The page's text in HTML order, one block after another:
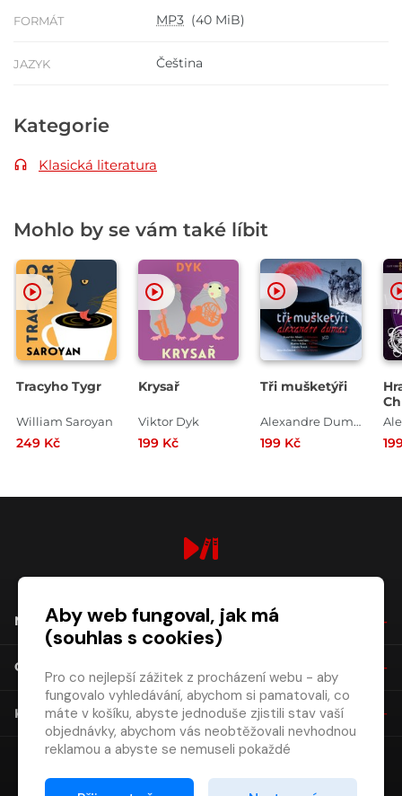
FORMÁT MP3 (40 MiB)
JAZYK Čeština
Kategorie
Klasická literatura
Mohlo by se vám také líbit
Tracyho Tygr
William Saroyan
249 Kč
Krysař
Viktor Dyk
199 Kč
Tři mušketýři
Alexandre Dumas
199 Kč
NÁKUP
O SPOLEČNOSTI
KONTAKT
Aby web fungoval, jak má
(souhlas s cookies)
Pro co nejlepší zážitek z procházení webu - aby
fungovalo vyhledávání, abychom si pamatovali, co
máte v košíku, abyste jednoduše zjistili stav vaší
objednávky, abychom vás neobtěžovali nevhodnou
reklamou a abyste se nemuseli pokaždé